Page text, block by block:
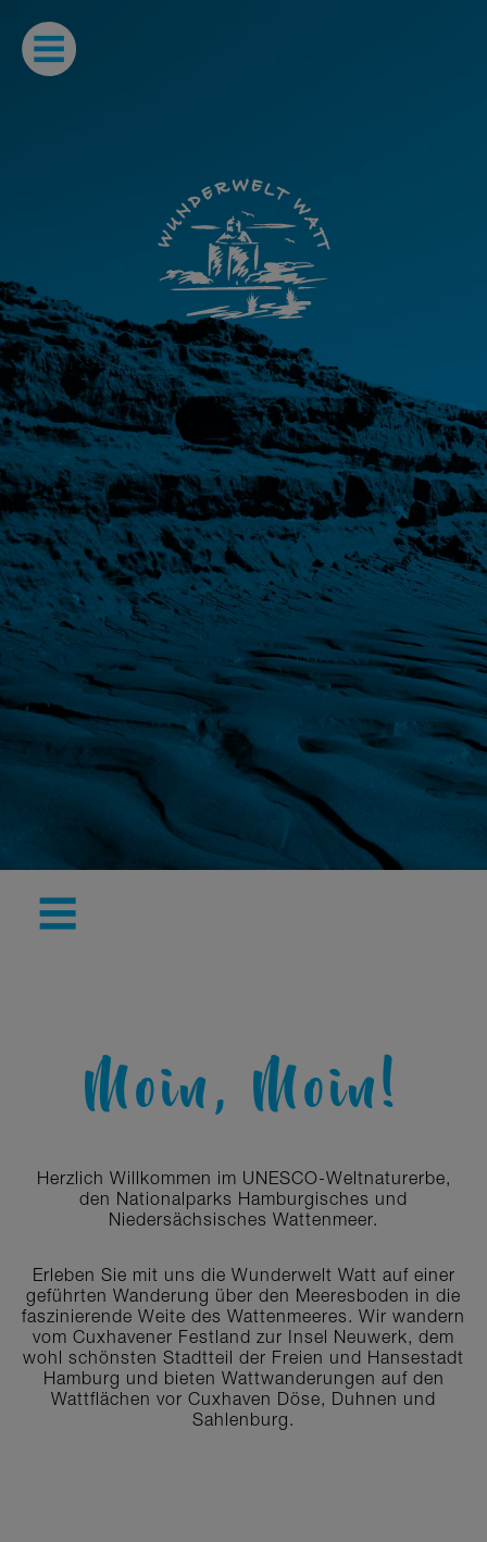
Moin, Moin!
Herzlich Willkommen im UNESCO-Weltnaturerbe,
den Nationalparks Hamburgisches und
Niedersächsisches Wattenmeer.
Erleben Sie mit uns die Wunderwelt Watt auf einer
geführten Wanderung über den Meeresboden in die
faszinierende Weite des Wattenmeeres. Wir wandern
vom Cuxhavener Festland zur Insel Neuwerk, dem
wohl schönsten Stadtteil der Freien und Hansestadt
Hamburg und bieten Wattwanderungen auf den
Wattflächen vor Cuxhaven Döse, Duhnen und
Sahlenburg.